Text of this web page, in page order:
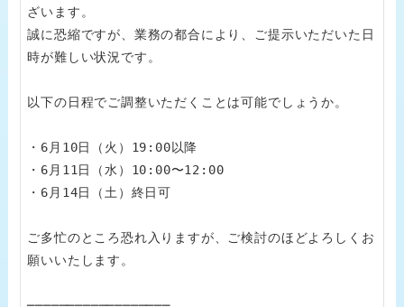
ざいます。
誠に恐縮ですが、業務の都合により、ご提示いただいた日
時が難しい状況です。
以下の日程でご調整いただくことは可能でしょうか。
・6月10日（火）19:00以降
・6月11日（水）10:00〜12:00
・6月14日（土）終日可
ご多忙のところ恐れ入りますが、ご検討のほどよろしくお
願いいたします。